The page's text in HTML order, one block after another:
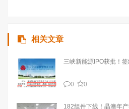
相关文章
三峡新能源IPO获批！
0 0
182组件下线！晶澳年